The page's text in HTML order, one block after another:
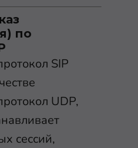
по
SIP
UDP,
сессий,